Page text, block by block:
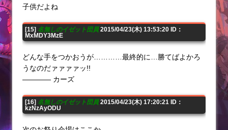
子供だよね
[15] 名無しのイゼット団員2015/04/23(木) 13:53:20 ID：
MxMDY3MzE
どんな手をつかおうが…………最終的に…勝てばよかろ
うなのだァァァァッ!!
―――― カーズ
[16] 名無しのイゼット団員2015/04/23(木) 17:20:21 ID：
kzNzAyODU